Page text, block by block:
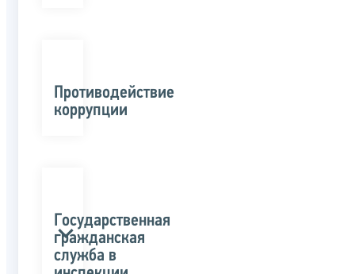
Противодействие
коррупции
Государственная
гражданская
служба в